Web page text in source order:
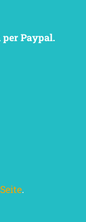
per Paypal.
.